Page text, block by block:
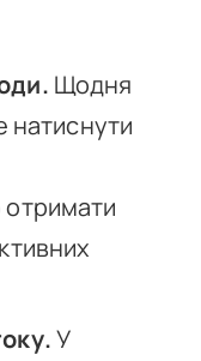
Щодня
натиснути
У